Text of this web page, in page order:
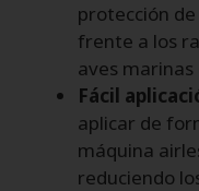
protección
frente a los
aves marinas
Fácil
aplicar de
máquina
reduciendo